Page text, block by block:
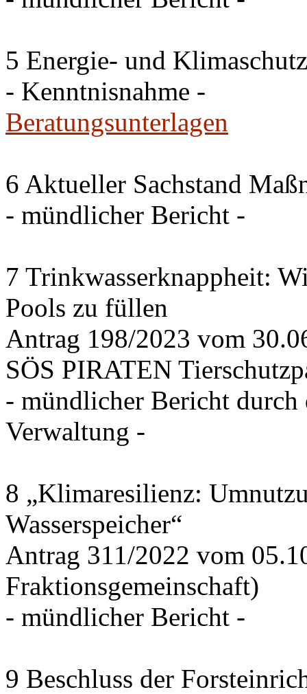
5 Energie- und
- Kenntnisnahme -
Beratungsunterlagen
6 Aktueller Sachstand
- mündlicher Bericht -
7 Trinkwasserknappheit:
Pools zu füllen
Antrag 198/2023 vom
SÖS PIRATEN
- mündlicher Bericht
Verwaltung -
8 „Klimaresilienz:
Wasserspeicher“
Antrag 311/2022 vom
Fraktionsgemeinschaft)
- mündlicher Bericht -
9 Beschluss der